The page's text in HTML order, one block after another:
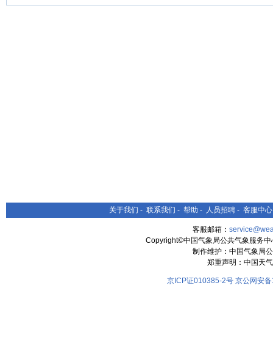
关于我们 - 联系我们 - 帮助 - 人员招聘 - 客服中心
客服邮箱：
Copyright©中国气象局公共气象服务
制作维护：中国气象局
郑重声明：中国天
京ICP证010385-2号 京公网安